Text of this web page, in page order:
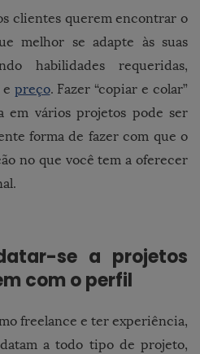
clientes querem encontrar o
melhor se adapte às suas
habilidades requeridas,
preço. Fazer “copiar e colar”
em vários projetos pode ser
forma de fazer com que o
no que você tem a oferecer
se a projetos
com o perfil
freelance e ter experiência,
a todo tipo de projeto,